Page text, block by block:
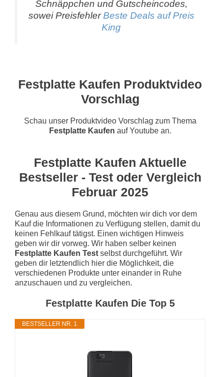
Schnäppchen und Gutscheincodes,
sowei Preisfehler Beste Deals auf Preis
King
Festplatte Kaufen Produktvideo
Vorschlag
Schau unser Produktvideo Vorschlag zum Thema
Festplatte Kaufen auf Youtube an.
Festplatte Kaufen Aktuelle
Bestseller - Test oder Vergleich
Februar 2025
Genau aus diesem Grund, möchten wir dich vor dem
Kauf die Informationen zu Verfügung stellen, damit du
keinen Fehlkauf tätigst. Einen wichtigen Hinweis
geben wir dir vorweg. Wir haben selber keinen
Festplatte Kaufen Test selbst durchgeführt. Wir
geben dir letztendlich hier die Möglichkeit, die
verschiedenen Produkte unter einander in Ruhe
anzuschauen und zu vergleichen.
Festplatte Kaufen Die Top 5
BESTSELLER NR. 1